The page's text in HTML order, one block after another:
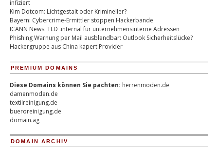
infiziert
Kim Dotcom: Lichtgestalt oder Krimineller?
Bayern: Cybercrime-Ermittler stoppen Hackerbande
ICANN News: TLD .internal für unternehmensinterne Adressen
Phishing Warnung per Mail ausblendbar: Outlook Sicherheitslücke?
Hackergruppe aus China kapert Provider
PREMIUM DOMAINS
Diese Domains können Sie pachten: herrenmoden.de
damenmoden.de
textilreinigung.de
bueroreinigung.de
domain.ag
DOMAIN ARCHIV